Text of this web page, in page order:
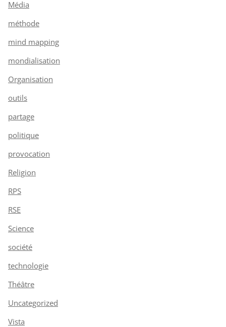
Média
méthode
mind mapping
mondialisation
Organisation
outils
partage
politique
provocation
Religion
RPS
RSE
Science
société
technologie
Théâtre
Uncategorized
Vista